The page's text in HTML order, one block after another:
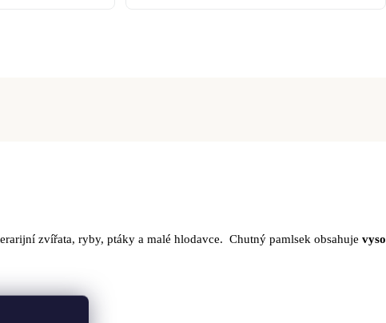
zvířata, ryby, ptáky a malé hlodavce. Chutný pamlsek obsahuje